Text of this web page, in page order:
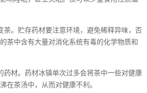
茶。贮存药材要注意环境，避免稀释异味，否
茶中含有大量对消化系统有毒的化学物质和
药材。药材冰镇单次过多会将茶中一些对健康
在茶汤中，从而对健康不利。